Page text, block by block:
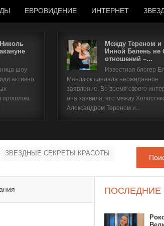
ЕВРОВИДЕНИЕ ИНТЕРНЕТ
шоу
активно
прошлом.
Между Тереном и
Инной Белень не
отношений –...
Известная блогер
Мандзюк сделала неожиданное
заявление. Во время своего
она заявила, что между
Александром Тереном и...
ЗВЕЗДНЫЕ СЕКРЕТЫ КРАСОТЫ
ПОСЛЕДНИЕ
Имя пользователя
Забыли имя пользователя?